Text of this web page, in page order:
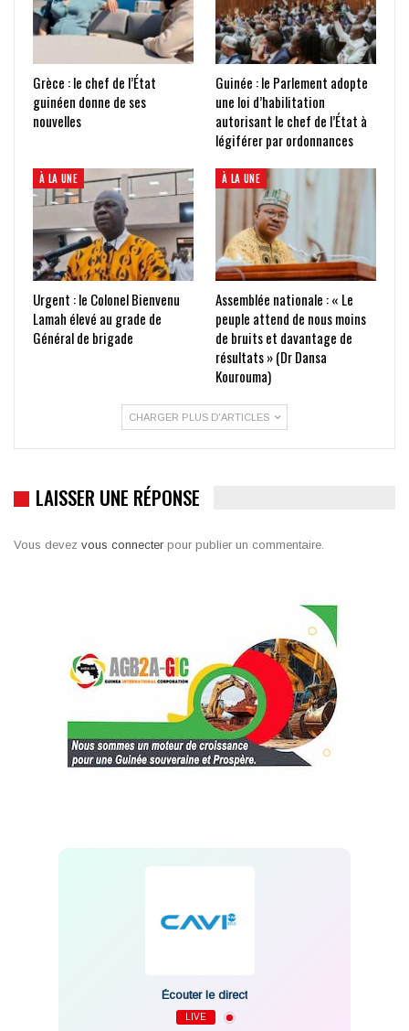
Grèce : le chef de l’État
guinéen donne de ses
nouvelles
Guinée : le Parlement adopte
une loi d’habilitation
autorisant le chef de l’État à
légiférer par ordonnances
À LA UNE
Urgent : le Colonel Bienvenu
Lamah élevé au grade de
Général de brigade
À LA UNE
Assemblée nationale : « Le
peuple attend de nous moins
de bruits et davantage de
résultats » (Dr Dansa
Kourouma)
CHARGER PLUS D'ARTICLES
LAISSER UNE RÉPONSE
Vous devez vous connecter pour publier un commentaire.
Écouter le direct
LIVE